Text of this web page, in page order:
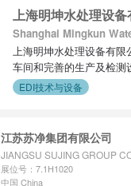
小企业，公司持续迭代
堆、CEDI模块、超纯水
源、电力、精细化工、
资源高效利用。企业理
业升级，以可靠产品与
供EDI系统诊断、维修保
上海明坤水处理设备
Shanghai Mingkun
上海明坤水处理设备有限
车间和完善的生产及检
会EDI电除盐技术制备超
求》的行业团体标准。
艺、消除酸碱使用的关键
EDI技术与设备
江苏苏净集团有限公司
JIANGSU SUJING GROUP
展位号：7.1H1020
中国 China